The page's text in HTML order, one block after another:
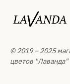
© 2019 – 2025
цветов "Лаванда"